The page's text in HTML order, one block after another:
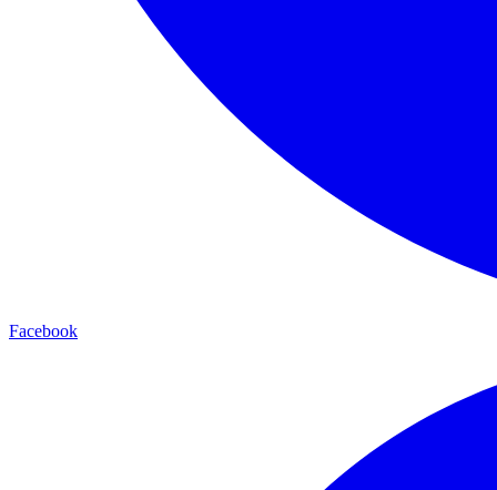
Facebook